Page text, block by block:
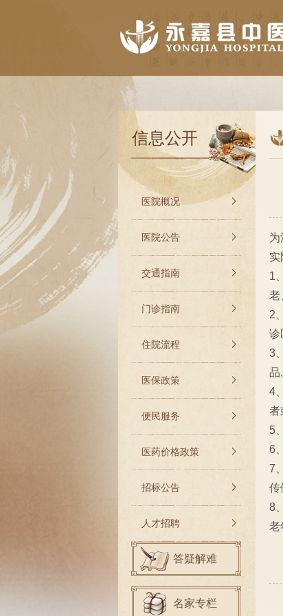
信息公开
医院概况
医院公告
交通指南
门诊指南
住院流程
医保政策
便民服务
医药价格政策
招标公告
人才招聘
答疑解难
名家专栏
为
实
1
老
2
诊
3
品
4
者
5
6
7
传
8
老